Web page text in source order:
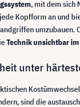
, mit dem sich
jede Kopfform an und
umzubauen.
Technik unsichtbar
unter
sind die